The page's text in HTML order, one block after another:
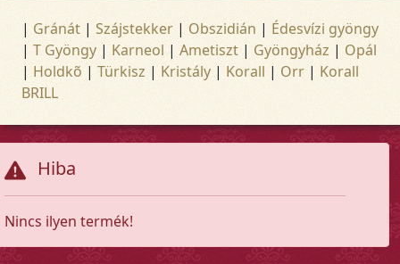
| Gránát | Szájstekker | Obszidián | Édesvízi gyöngy
| T Gyöngy | Karneol | Ametiszt | Gyöngyház | Opál
| Holdkõ | Türkisz | Kristály | Korall | Orr | Korall
BRILL
Hiba
Nincs ilyen termék!